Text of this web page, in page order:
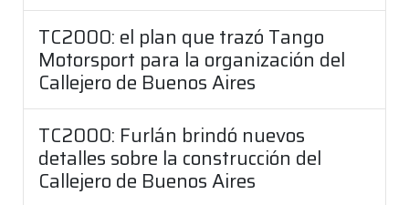
TC2000: el plan que trazó Tango
Motorsport para la organización del
Callejero de Buenos Aires
TC2000: Furlán brindó nuevos
detalles sobre la construcción del
Callejero de Buenos Aires